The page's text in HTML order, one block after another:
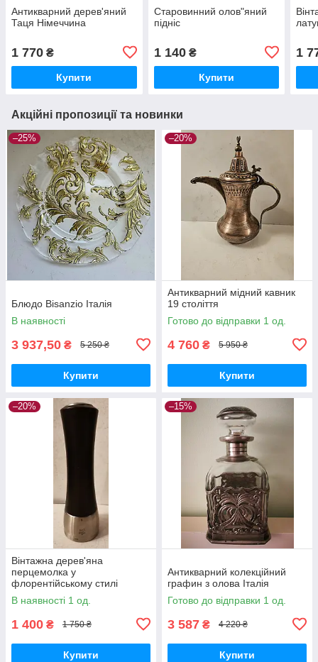
Антикварний дерев'яний
Таця Німеччина
1 770 ₴
Купити
Старовинний олов"яний
пiднiс
1 140₴
Купити
1
Акційні пропозиції та новинки
–25%
Блюдо Bisanzio Італія
В наявності
3 937,50 ₴ 5 250 ₴
Купити
–20%
Антикварний мідний кавник
19 століття
Готово до відправки 1 од.
4 760 ₴ 5 950 ₴
Купити
–20%
Вінтажна дерев'яна
перцемолка у
флорентійському стилі
В наявності 1 од.
1 400 ₴ 1 750 ₴
Купити
–15%
Антикварний колекційний
графин з олова Італія
Готово до відправки 1 од.
3 587 ₴ 4 220 ₴
Купити